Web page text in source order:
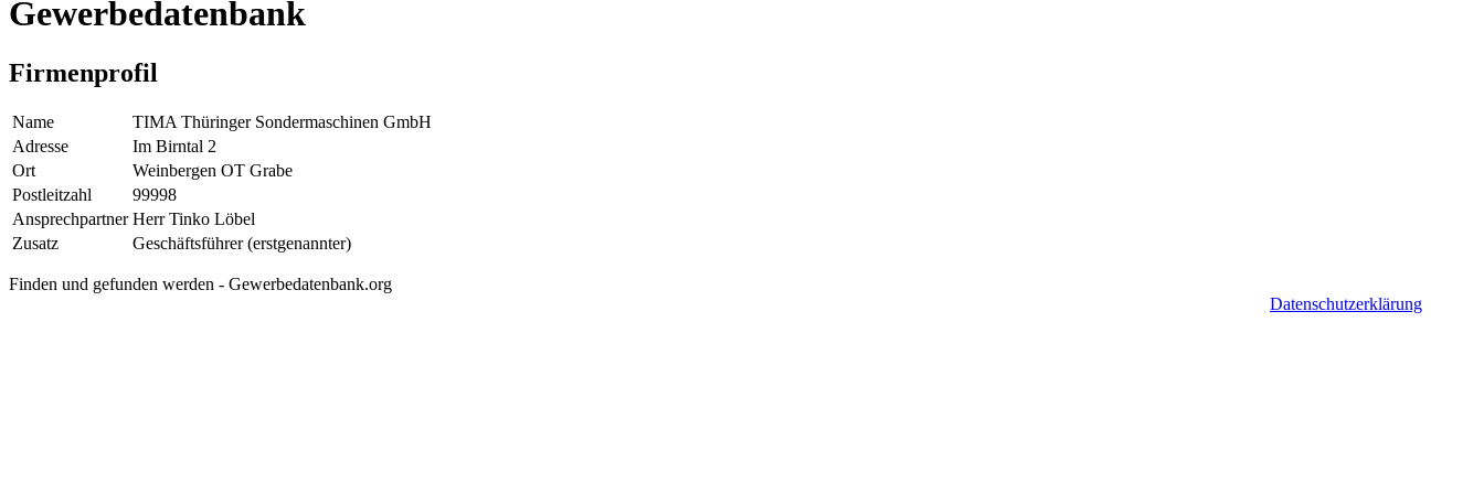
Gewerbedatenbank
Firmenprofil
Name
TIMA Thüringer Sondermaschinen GmbH
Adresse
Im Birntal 2
Ort
Weinbergen OT Grabe
Postleitzahl
99998
Ansprechpartner Herr Tinko Löbel
Zusatz
Geschäftsführer (erstgenannter)
Finden und gefunden werden - Gewerbedatenbank.org
Datenschutzerklärung